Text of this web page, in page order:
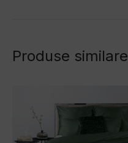
Produse similare